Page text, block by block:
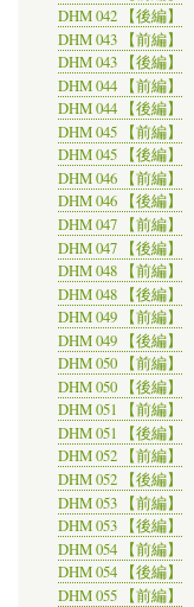
DHM 042 【後編】
DHM 043 【前編】
DHM 043 【後編】
DHM 044 【前編】
DHM 044 【後編】
DHM 045 【前編】
DHM 045 【後編】
DHM 046 【前編】
DHM 046 【後編】
DHM 047 【前編】
DHM 047 【後編】
DHM 048 【前編】
DHM 048 【後編】
DHM 049 【前編】
DHM 049 【後編】
DHM 050 【前編】
DHM 050 【後編】
DHM 051 【前編】
DHM 051 【後編】
DHM 052 【前編】
DHM 052 【後編】
DHM 053 【前編】
DHM 053 【後編】
DHM 054 【前編】
DHM 054 【後編】
DHM 055 【前編】